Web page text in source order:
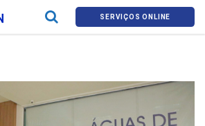
SERVIÇOS ONLINE